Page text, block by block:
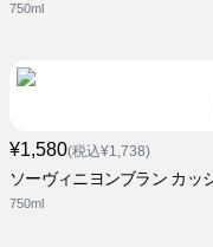
750ml
¥1,580(税込¥1,738)
ソーヴィニヨンブラン カッ
750ml